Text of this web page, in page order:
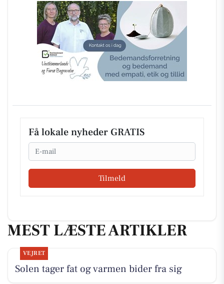
Få lokale nyheder GRATIS
Email
Tilmeld
MEST LÆSTE ARTIKLER
VEJRET
Solen tager fat og varmen bider fra sig